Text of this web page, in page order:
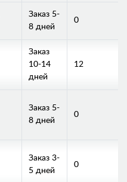
Заказ 5-
8 дней
0
Заказ
10-14
дней
12
Заказ 5-
8 дней
0
Заказ 3-
5 дней
0